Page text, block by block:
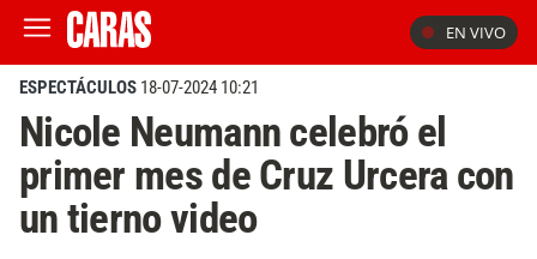
EN VIVO
ESPECTÁCULOS 18-07-2024 10:21
Nicole Neumann celebró el
primer mes de Cruz Urcera con
un tierno video